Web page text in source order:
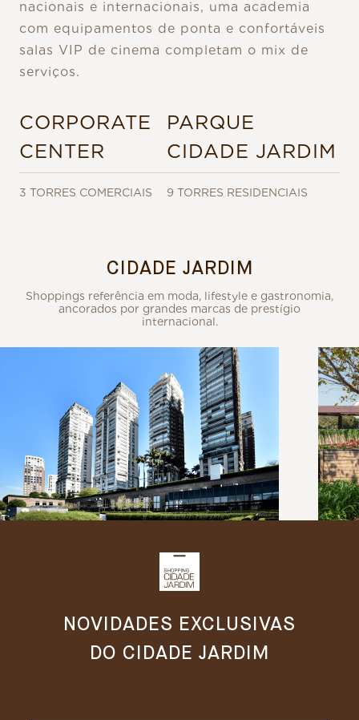
nacionais e internacionais, uma academia
com equipamentos de ponta e confortáveis
salas VIP de cinema completam o mix de
serviços.
CORPORATE
CENTER
3 TORRES COMERCIAIS
PARQUE
CIDADE JARDIM
9 TORRES RESIDENCIAIS
CIDADE JARDIM
Shoppings referência em moda, lifestyle e gastronomia,
ancorados por grandes marcas de prestígio
internacional.
NOVIDADES EXCLUSIVAS
DO CIDADE JARDIM